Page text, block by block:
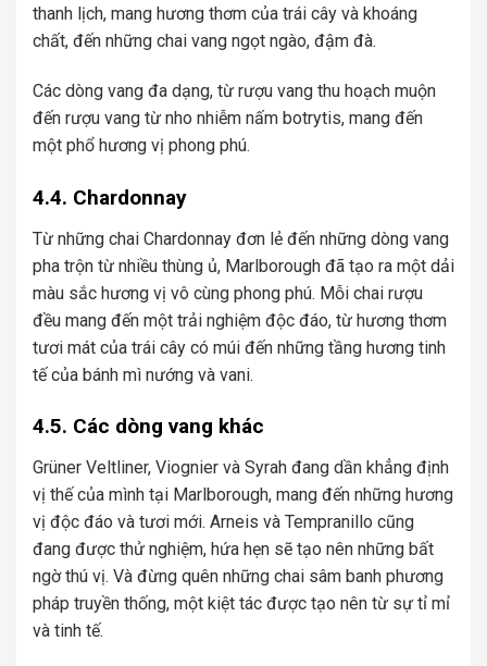
thanh lịch, mang hương thơm của trái cây và khoáng
chất, đến những chai vang ngọt ngào, đậm đà.
Các dòng vang đa dạng, từ rượu vang thu hoạch muộn
đến rượu vang từ nho nhiễm nấm botrytis, mang đến
một phổ hương vị phong phú.
4.4. Chardonnay
Từ những chai Chardonnay đơn lẻ đến những dòng vang
pha trộn từ nhiều thùng ủ, Marlborough đã tạo ra một dải
màu sắc hương vị vô cùng phong phú. Mỗi chai rượu
đều mang đến một trải nghiệm độc đáo, từ hương thơm
tươi mát của trái cây có múi đến những tầng hương tinh
tế của bánh mì nướng và vani.
4.5. Các dòng vang khác
Grüner Veltliner, Viognier và Syrah đang dần khẳng định
vị thế của mình tại Marlborough, mang đến những hương
vị độc đáo và tươi mới. Arneis và Tempranillo cũng
đang được thử nghiệm, hứa hẹn sẽ tạo nên những bất
ngờ thú vị. Và đừng quên những chai sâm banh phương
pháp truyền thống, một kiệt tác được tạo nên từ sự tỉ mỉ
và tinh tế.